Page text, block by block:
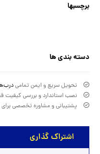
برچسبها
دسته بندی ها
تحویل سریع و ایمن تمامی
نصب استاندارد و بررسی کیفیت
پشتیبانی و مشاوره تخصصی